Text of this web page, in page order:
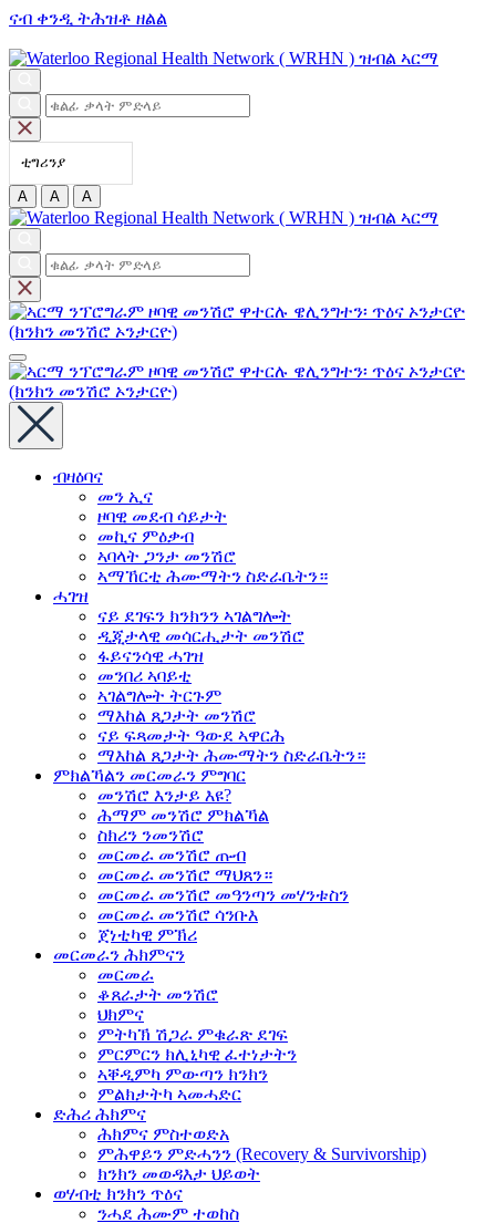
ናብ ቀንዲ ትሕዝቶ ዘልል
ቲግሪንያ
A A A
ብዛዕባና
መን ኢና
ዞባዊ መደብ ሳይታት
መኪና ምዕቃብ
ኣባላት ጋንታ መንሽሮ
ኣማኸርቲ ሕሙማትን ስድራቤትን።
ሓገዝ
ናይ ደገፍን ክንክንን ኣገልግሎት
ዲጂታላዊ መሳርሒታት መንሽሮ
ፋይናንሳዊ ሓገዝ
መንበሪ ኣባይቲ
ኣገልግሎት ትርጉም
ማእከል ጸጋታት መንሽሮ
ናይ ፍጻመታት ዓውደ ኣዋርሕ
ማእከል ጸጋታት ሕሙማትን ስድራቤትን።
ምክልኻልን መርመራን ምግባር
መንሽሮ እንታይ እዩ?
ሕማም መንሽሮ ምክልኻል
ስክሪን ንመንሽሮ
መርመራ መንሽሮ ጡብ
መርመራ መንሽሮ ማህጸን።
መርመራ መንሽሮ መዓንጣን መሃንቱስን
መርመራ መንሽሮ ሳንቡእ
ጀነቲካዊ ምኽሪ
መርመራን ሕክምናን
መርመራ
ቆጸራታት መንሽሮ
ህክምና
ምትካኽ ሽጋራ ምቁራጽ ደገፍ
ምርምርን ክሊኒካዊ ፈተነታትን
ኣቐዲምካ ምውጣን ክንክን
ምልክታትካ ኣመሓድር
ድሕሪ ሕክምና
ሕክምና ምስተወድአ
ምሕዋይን ምድሓንን (Recovery & Survivorship)
ክንክን መወዳእታ ህይወት
ወሃብቲ ክንክን ጥዕና
ንሓደ ሕሙም ተወከስ